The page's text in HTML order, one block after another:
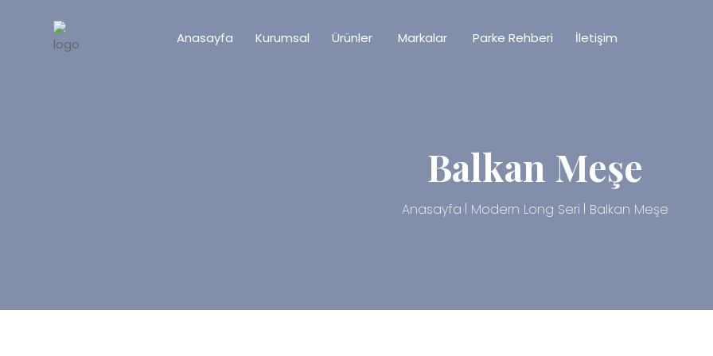
Anasayfa Kurumsal Ürünler Markalar Parke Rehberi İletişim
Balkan Meşe
Anasayfa Modern Long Seri Balkan Meşe